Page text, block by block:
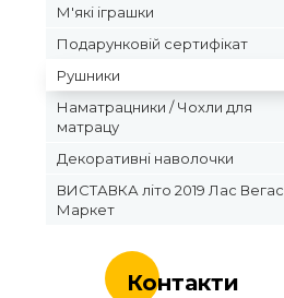
М'які іграшки
Подарунковій сертифікат
Рушники
Наматрацники / Чохли для
матрацу
Декоративні наволочки
ВИСТАВКА літо 2019 Лас Вегас
Маркет
Контакти